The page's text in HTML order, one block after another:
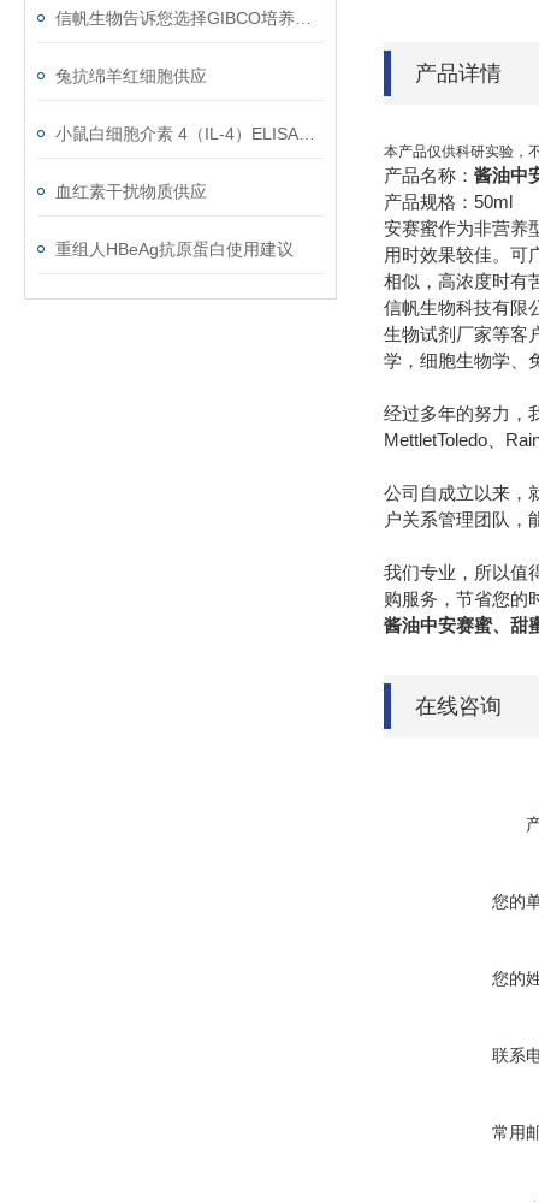
兔抗绵羊红细胞供应
血红素干扰物质供应
重组人HBeAg抗原蛋白使用建议
产品详情
本产品仅供科研实验，
产品名称： 酱油中
产品规格：50ml
安赛蜜作为非营养
用时效果较佳。可
相似，高浓度时有
信帆生物科技有限
生物试剂厂家等客
学，细胞生物学、
经过多年的努力，
MettletToledo、
公司自成立以来，
户关系管理团队，
我们专业，所以值
购服务，节省您的
酱油中安赛蜜、甜
在线咨询
您的
您的
联系
常用